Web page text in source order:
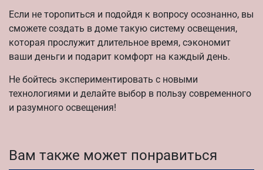
Если не торопиться и подойдя к вопросу осознанно, вы
сможете создать в доме такую систему освещения,
которая прослужит длительное время, сэкономит
ваши деньги и подарит комфорт на каждый день.
Не бойтесь экспериментировать с новыми
технологиями и делайте выбор в пользу современного
и разумного освещения!
Вам также может понравиться